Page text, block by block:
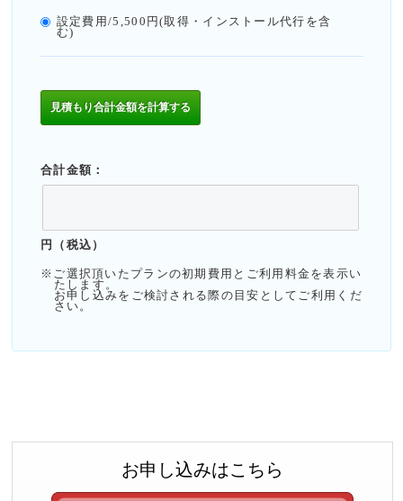
設定費用/5,500円(取得・インストール代行を含
む)
合計金額：
円（税込）
※ご選択頂いたプランの初期費用とご利用料金を表示い
たします。
お申し込みをご検討される際の目安としてご利用くだ
さい。
お申し込みはこちら